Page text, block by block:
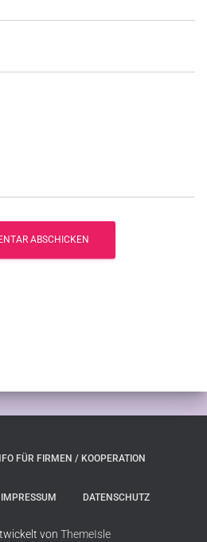
FÜR FIRMEN / KOOPERATION
IMPRESSUM DATENSCHUTZ
von ThemeIsle